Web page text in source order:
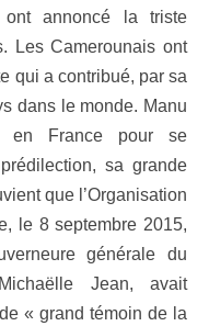
annoncé la triste
Les Camerounais ont
qui a contribué, par sa
dans le monde. Manu
en France pour se
sa grande
que l’Organisation
le 8 septembre 2015,
générale du
Jean, avait
« grand témoin de la